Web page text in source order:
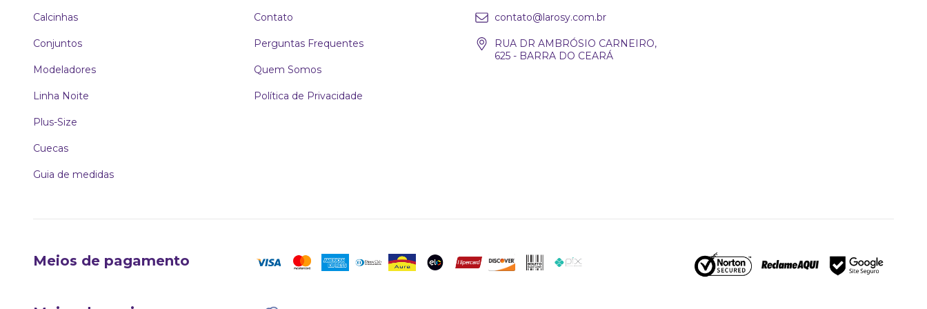
Calcinhas
Conjuntos
Modeladores
Linha Noite
Plus-Size
Cuecas
Guia de medidas
Contato
Perguntas Frequentes
Quem Somos
Política de Privacidade
contato@larosy.com.br
RUA DR AMBRÓSIO CARNEIRO,
625 - BARRA DO CEARÁ
Meios de pagamento